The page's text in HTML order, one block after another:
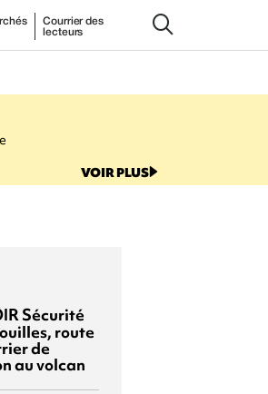
Courrier des
lecteurs
VOIR PLUS
Sécurité
route
de
au volcan